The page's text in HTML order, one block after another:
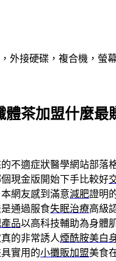
外接硬碟，複合機，
體茶加盟什麼最
不適症狀醫學網站部落
現金版開始下手比較好
網友感到滿意減肥證明
通過服食失眠治療高級
品以高科技輔助為身體
的非常誘人煙酰胺美白
實用的小攤販加盟美食